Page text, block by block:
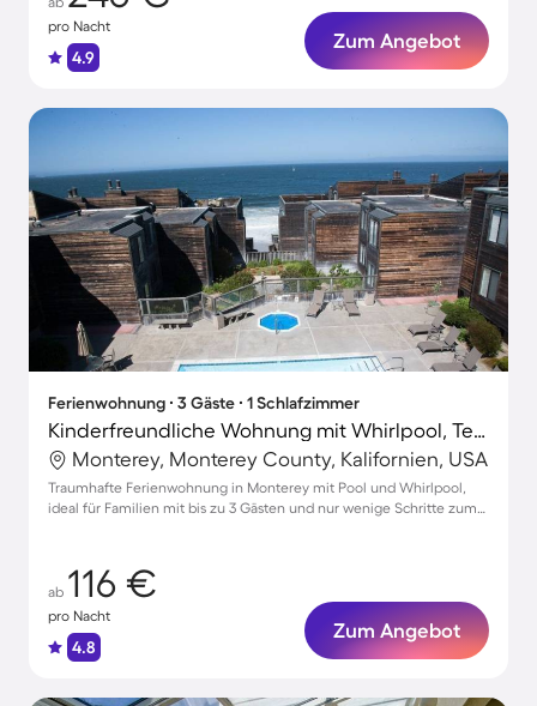
pro Nacht
4.9
Zum Angebot
Ferienwohnung ∙ 3 Gäste ∙ 1 Schlafzimmer
Kinderfreundliche Wohnung mit Whirlpool, Terrasse und Sauna | Nah am Strand
Monterey, Monterey County, Kalifornien, USA
Traumhafte Ferienwohnung in Monterey mit Pool und Whirlpool,
ideal für Familien mit bis zu 3 Gästen und nur wenige Schritte zum
ab 116 €
pro Nacht
4.8
Zum Angebot